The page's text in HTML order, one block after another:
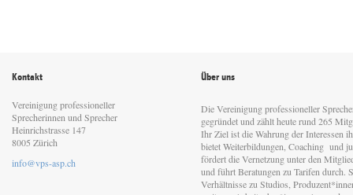
Kontakt
Vereinigung professioneller
Sprecherinnen und Sprecher
Heinrichstrasse 147
8005 Zürich
info@vps-asp.ch
Über uns
Die Vereinigung professioneller
gegründet und zählt heute rund 265
Ihr Ziel ist die Wahrung der Interessen
bietet Weiterbildungen, Coaching und
fördert die Vernetzung unter den
und führt Beratungen zu Tarifen durch.
Verhältnisse zu Studios,